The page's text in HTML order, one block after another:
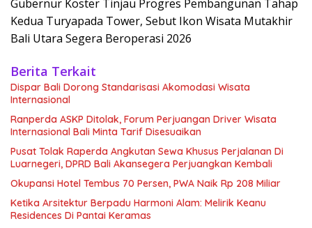
Gubernur Koster Tinjau Progres Pembangunan Tahap
Kedua Turyapada Tower, Sebut Ikon Wisata Mutakhir
Bali Utara Segera Beroperasi 2026
Berita Terkait
Dispar Bali Dorong Standarisasi Akomodasi Wisata
Internasional
Ranperda ASKP Ditolak, Forum Perjuangan Driver Wisata
Internasional Bali Minta Tarif Disesuaikan
Pusat Tolak Raperda Angkutan Sewa Khusus Perjalanan Di
Luarnegeri, DPRD Bali Akansegera Perjuangkan Kembali
Okupansi Hotel Tembus 70 Persen, PWA Naik Rp 208 Miliar
Ketika Arsitektur Berpadu Harmoni Alam: Melirik Keanu
Residences Di Pantai Keramas